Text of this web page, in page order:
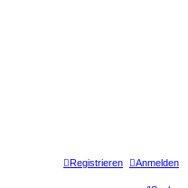
Anmelden
Registrieren